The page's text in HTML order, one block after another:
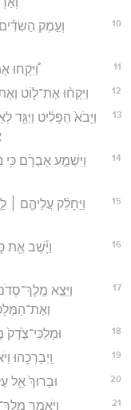
10
וְעֵ֣מֶק
11 וַ֠יִּקְחוּ
12 וַיִּקְח֨וּ אֶת־ל֧וֹט
13
וַיָּבֹא֙ הַפָּלִ֔יט וַיַּגֵּ֖ד
14
וַיִּשְׁמַ֣ע אַבְרָ֔ם כִּ֥י
15
וַיֵּחָלֵ֨ק עֲלֵיהֶ֧ם ׀
16
וַיָּ֕שֶׁב אֵ֖ת
17
וַיֵּצֵ֣א
18 וּמַלְכִּי־צֶ֙דֶק֙
19 וַֽיְבָרְכֵ֖הוּ
20 וּבָרוּךְ֙ אֵ֣ל
21 וַיֹּ֥אמֶר